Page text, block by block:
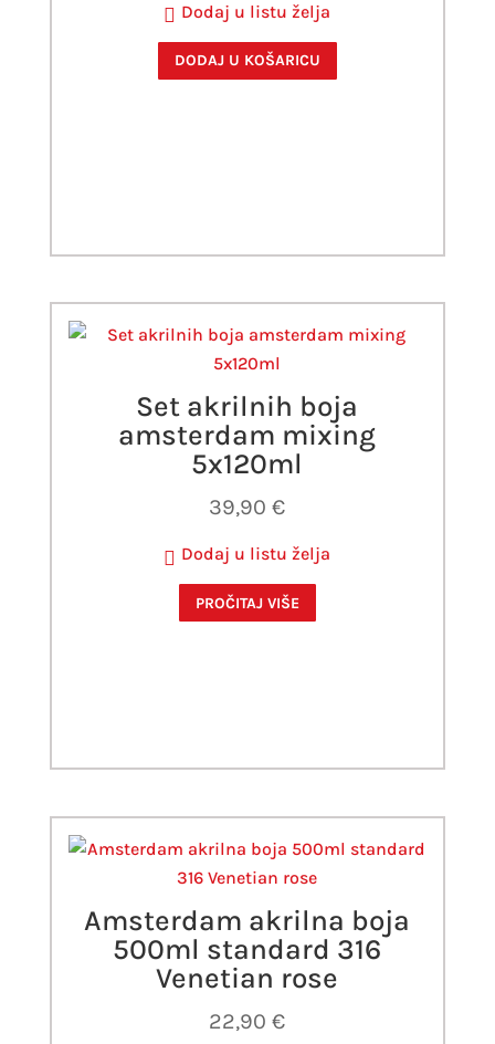
Dodaj u listu želja
DODAJ U KOŠARICU
Set akrilnih boja
amsterdam mixing
5x120ml
39,90€
Dodaj u listu želja
PROČITAJ VIŠE
Amsterdam akrilna boja
500ml standard 316
Venetian rose
22,90€